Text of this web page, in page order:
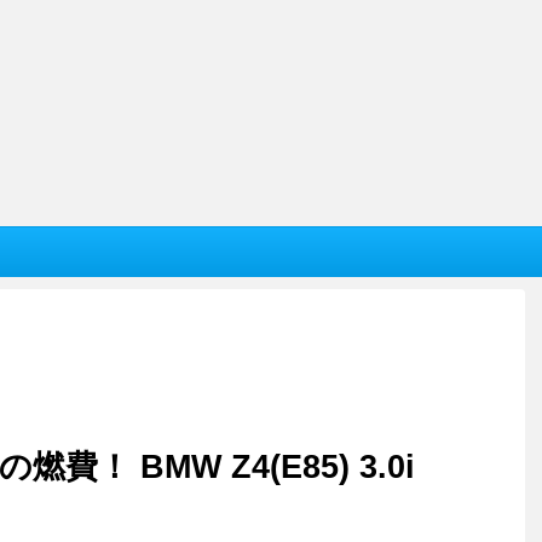
燃費！ BMW Z4(E85) 3.0i